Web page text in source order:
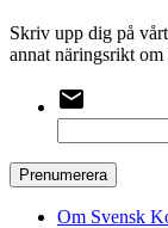
Skriv upp dig på
annat näringsrikt
email
Prenumerera
Om Svensk